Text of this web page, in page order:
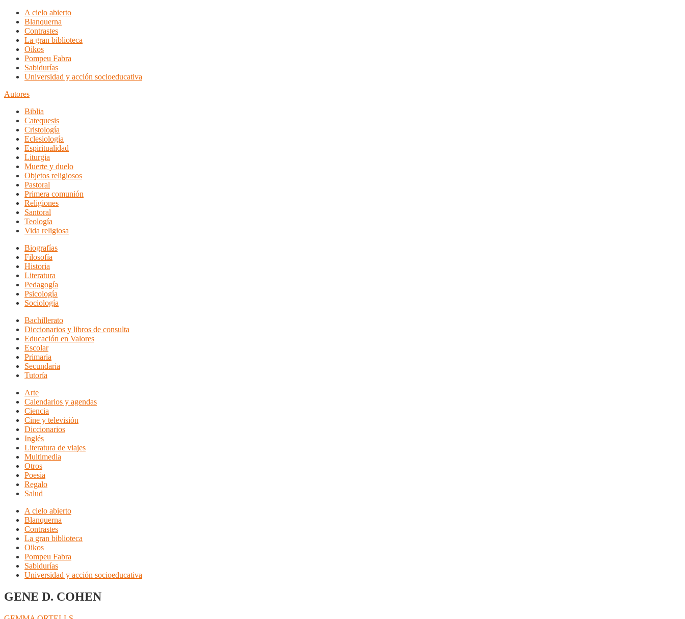
A cielo abierto
Blanquerna
Contrastes
La gran biblioteca
Oikos
Pompeu Fabra
Sabidurías
Universidad y acción socioeducativa
Autores
Biblia
Catequesis
Cristología
Eclesiología
Espiritualidad
Liturgia
Muerte y duelo
Objetos religiosos
Pastoral
Primera comunión
Religiones
Santoral
Teología
Vida religiosa
Biografías
Filosofía
Historia
Literatura
Pedagogía
Psicología
Sociología
Bachillerato
Diccionarios y libros de consulta
Educación en Valores
Escolar
Primaria
Secundaria
Tutoría
Arte
Calendarios y agendas
Ciencia
Cine y televisión
Diccionarios
Inglés
Literatura de viajes
Multimedia
Otros
Poesia
Regalo
Salud
A cielo abierto
Blanquerna
Contrastes
La gran biblioteca
Oikos
Pompeu Fabra
Sabidurías
Universidad y acción socioeducativa
GENE D. COHEN